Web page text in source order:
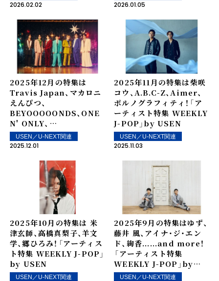
2026.02.02 2026.01.05
2025年12月の特集は
Travis Japan、マカロニ
えんぴつ、
BEYOOOOONDS、ONE
N' ONLY、
FANTASTICS！――「アーテ
ィスト特集 WEEKLY J-
USEN／U-NEXT関連
2025.12.01
2025年11月の特集は柴咲
コウ、A.B.C-Z、Aimer、
ポルノグラフィティ！――「ア
ーティスト特集 WEEKLY
J-POP」by USEN
USEN／U-NEXT関連
2025.11.03
2025年10月の特集は 米
津玄師、高橋真梨子、羊文
学、郷ひろみ！――「アーティス
ト特集 WEEKLY J-POP」
by USEN
USEN／U-NEXT関連
2025年9月の特集はゆず、
藤井 風、アイナ・ジ・エン
ド、絢香......and more！
――「アーティスト特集
WEEKLY J-POP」by
USEN
USEN／U-NEXT関連